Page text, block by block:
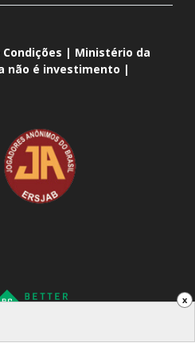
x
| Ministério da
não é investimento |